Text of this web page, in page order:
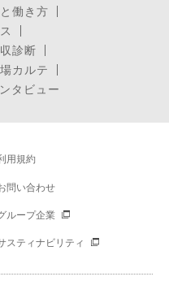
働き方
診断
カルテ
タビュー
用規約
問い合わせ
ループ企業
スティナビリティ